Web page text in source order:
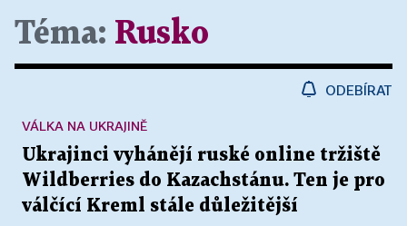
Téma: Rusko
ODEBÍRAT
Ukrajinci vyhánějí ruské online tržiště
Wildberries do Kazachstánu. Ten je pro
válčící Kreml stále důležitější
VÁLKA NA UKRAJINĚ